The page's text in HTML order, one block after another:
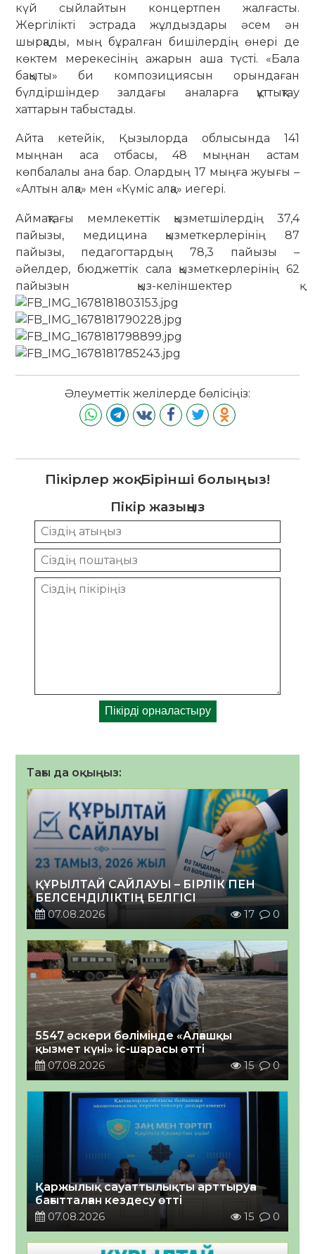
күй сыйлайтын концертпен жалғасты.
Жергілікті эстрада жұлдыздары әсем ән
шырқады, мың бұралған бишілердің өнері де
көктем мерекесінің ажарын аша түсті. «Бала
бақыты» би композициясын орындаған
бүлдіршіндер залдағы аналарға құттықтау
хаттарын табыстады.
Айта кетейік, Қызылорда облысында 141
мыңнан аса отбасы, 48 мыңнан астам
көпбалалы ана бар. Олардың 17 мыңға жуығы –
«Алтын алқа» мен «Күміс алқа» иегері.
Аймақтағы мемлекеттік қызметшілердің 37,4
пайызы, медицина қызметкерлерінің 87
пайызы, педагогтардың 78,3 пайызы –
әйелдер, бюджеттік сала қызметкерлерінің 62
пайызын қыз-келіншектер қ
Әлеуметтік желілерде бөлісіңіз:
Пікірлер жоқ. Бірінші болыңыз!
Пікір жазыңыз
Тағы да оқыңыз:
ҚҰРЫЛТАЙ САЙЛАУЫ – БІРЛІК ПЕН
БЕЛСЕНДІЛІКТІҢ БЕЛГІСІ
07.08.2026
17 0
5547 әскери бөлімінде «Алғашқы
қызмет күні» іс-шарасы өтті
07.08.2026
15 0
Қаржылық сауаттылықты арттыруға
бағытталған кездесу өтті
07.08.2026
15 0